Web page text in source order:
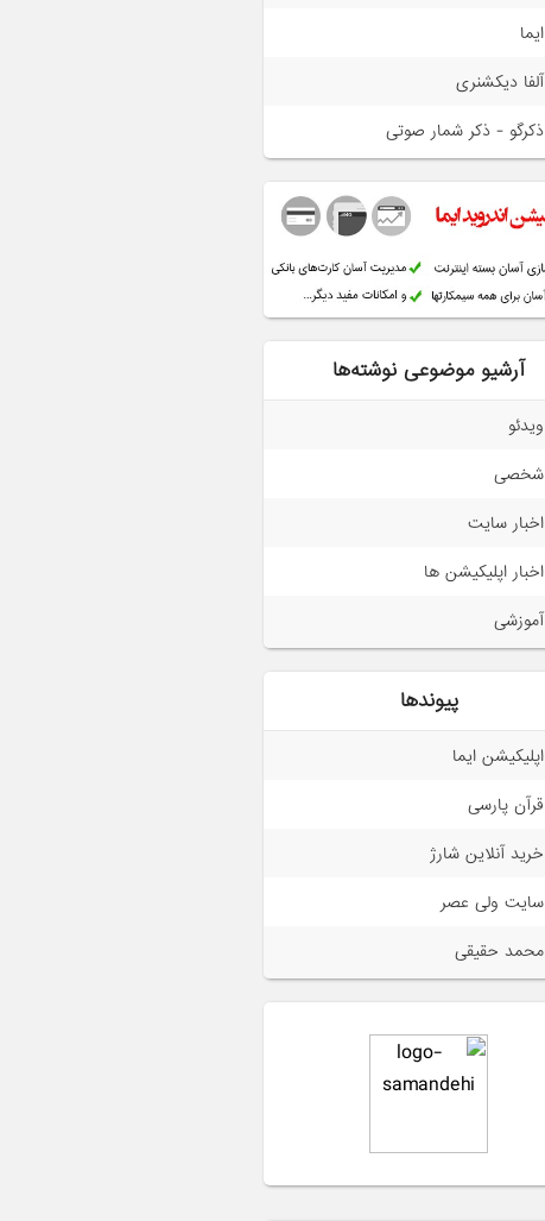
ایما
آلفا دیکشنری
ذکرگو - ذکر شمار صوتی
آرشیو موضوعی نوشته‌ها
ویدئو
شخصی
اخبار سایت
اخبار اپلیکیشن ها
آموزشی
پیوندها
اپلیکیشن ایما
قرآن پارسی
خرید آنلاین شارژ
سایت ولی عصر
محمد حقیقی